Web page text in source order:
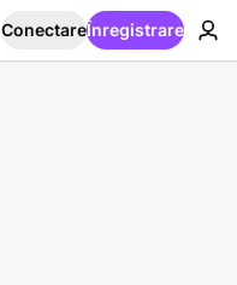
ConectareÎnregistrare